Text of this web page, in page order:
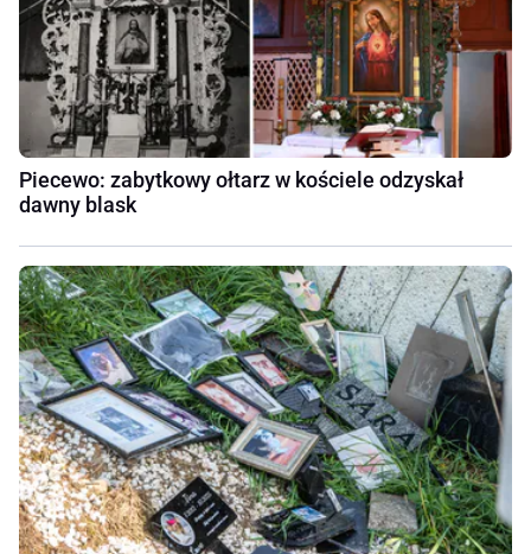
Piecewo: zabytkowy ołtarz w kościele odzyskał
dawny blask